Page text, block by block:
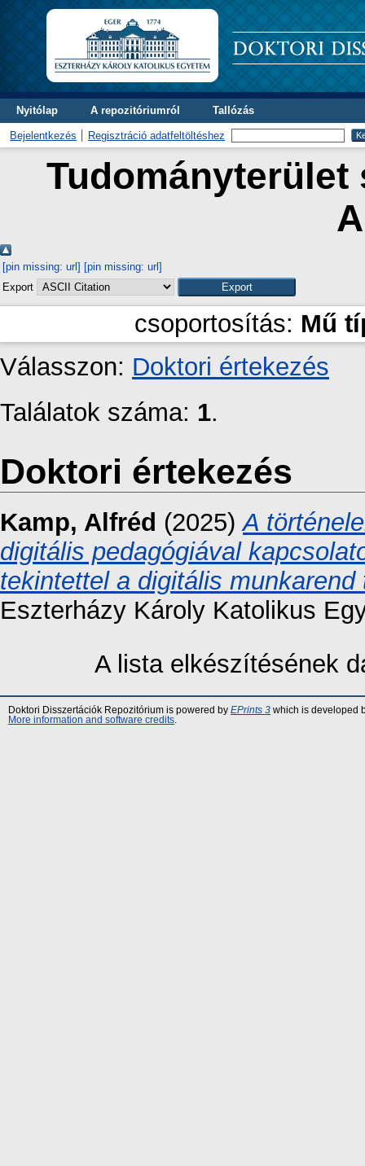
Nyitólap A repozitóriumról Tallózás
Bejelentkezés Regisztráció adatfeltöltéshez
[pin missing: url] [pin missing: url]
Export
csoportosítás: Mű
Válasszon: Doktori értekezés
Találatok száma: 1.
Doktori értekezés
Kamp, Alfréd (2025)A
digitális pedagógiával
tekintettel a digitális munkarend
Eszterházy Károly Katolikus
A lista elkészítésének
Doktori Disszertációk Repozitórium is powered by EPrints 3 which is developed
More information and software credits